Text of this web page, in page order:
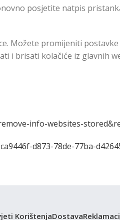
posjetite natpis
Možete promijeniti
i brisati kolačiće iz glavnih
info-websites-
d873-78de-77ba-
KorištenjaDostava